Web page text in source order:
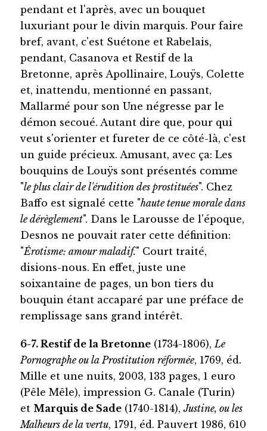
pendant et l'après, avec un bouquet
luxuriant pour le divin marquis. Pour faire
bref, avant, c'est Suétone et Rabelais,
pendant, Casanova et Restif de la
Bretonne, après Apollinaire, Louÿs, Colette
et, inattendu, mentionné en passant,
Mallarmé pour son Une négresse par le
démon secoué. Autant dire que, pour qui
veut s'orienter et fureter de ce côté-là, c'est
un guide précieux. Amusant, avec ça: Les
bouquins de Louÿs sont présentés comme
"le plus clair de l'érudition des prostituées". Chez
Baffo est signalé cette "haute tenue morale dans
le dérèglement". Dans le Larousse de l'époque,
Desnos ne pouvait rater cette définition:
"Érotisme: amour maladif." Court traité,
disions-nous. En effet, juste une
soixantaine de pages, un bon tiers du
bouquin étant accaparé par une préface de
remplissage sans grand intérêt.
6-7. Restif de la Bretonne(1734-1806), Le
Pornographe ou la Prostitution réformée, 1769, éd.
Mille et une nuits, 2003, 133 pages, 1 euro
(Pêle Mêle), impression G. Canale (Turin)
et Marquis de Sade(1740-1814),Justine, ou les
Malheurs de la vertu, 1791, éd. Pauvert 1986, 610